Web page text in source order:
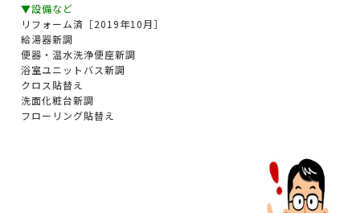
▼設備など
リフォーム済［2019年10月］
給湯器新調
便器・温水洗浄便座新調
浴室ユニットバス新調
クロス貼替え
洗面化粧台新調
フローリング貼替え